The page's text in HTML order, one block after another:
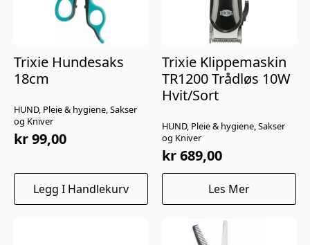
HUND, Pleie & hygiene, Sakser
og Kniver
Trixie Hundesaks
18cm
kr99,00
Legg I Handlekurv
HUND, Pleie & hygiene, Sakser
og Kniver
Trixie Klippemaskin
TR1200 Trådløs 10W
Hvit/Sort
kr689,00
Les Mer